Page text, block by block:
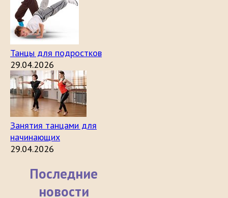
Танцы для подростков
29.04.2026
Занятия танцами для
начинающих
29.04.2026
Последние
новости